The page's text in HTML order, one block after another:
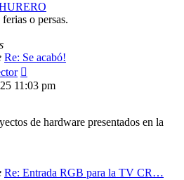
o persas.
Re: Se acabó!
último
mensaje
11:03 pm
de hardware presentados en la
Re: Entrada RGB para la TV CR…